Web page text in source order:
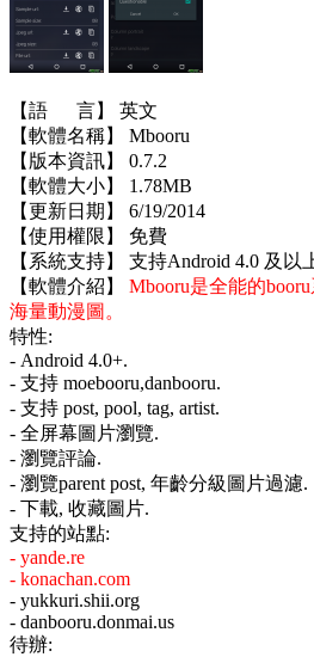
【語 言】 英文
【軟體名稱】 Mbooru
【版本資訊】 0.7.2
【軟體大小】 1.78MB
【更新日期】 6/19/2014
【使用權限】 免費
【系統支持】 支持Android 4.0 及以
【軟體介紹】 Mbooru是全能的
海量動漫圖。
特性:
- Android 4.0+.
- 支持 moebooru,danbooru.
- 支持 post, pool, tag, artist.
- 全屏幕圖片瀏覽.
- 瀏覽評論.
- 瀏覽parent post, 年齡分級圖片過濾.
- 下載, 收藏圖片.
支持的站點:
- yande.re
- konachan.com
- yukkuri.shii.org
- danbooru.donmai.us
待辦: